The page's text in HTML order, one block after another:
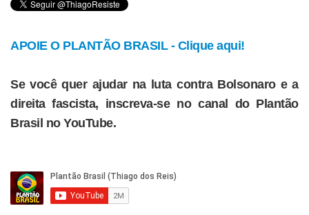
APOIE O PLANTÃO BRASIL - Clique aqui!
Se você quer ajudar na luta contra Bolsonaro e a
direita fascista, inscreva-se no canal do Plantão
Brasil no YouTube.